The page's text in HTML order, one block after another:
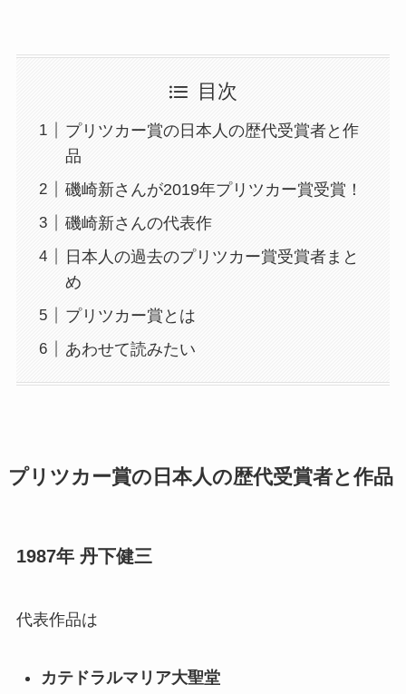
目次
プリツカー賞の日本人の歴代受賞者と作
品
磯崎新さんが2019年プリツカー賞受賞！
磯崎新さんの代表作
日本人の過去のプリツカー賞受賞者まと
め
プリツカー賞とは
あわせて読みたい
プリツカー賞の日本人の歴代受賞者と作品
1987年 丹下健三
代表作品は
カテドラルマリア大聖堂